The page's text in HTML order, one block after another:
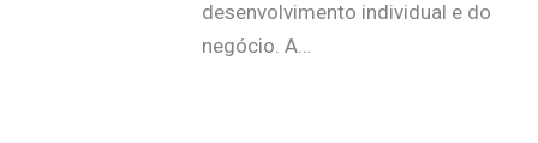
desenvolvimento individual e do
negócio. A…